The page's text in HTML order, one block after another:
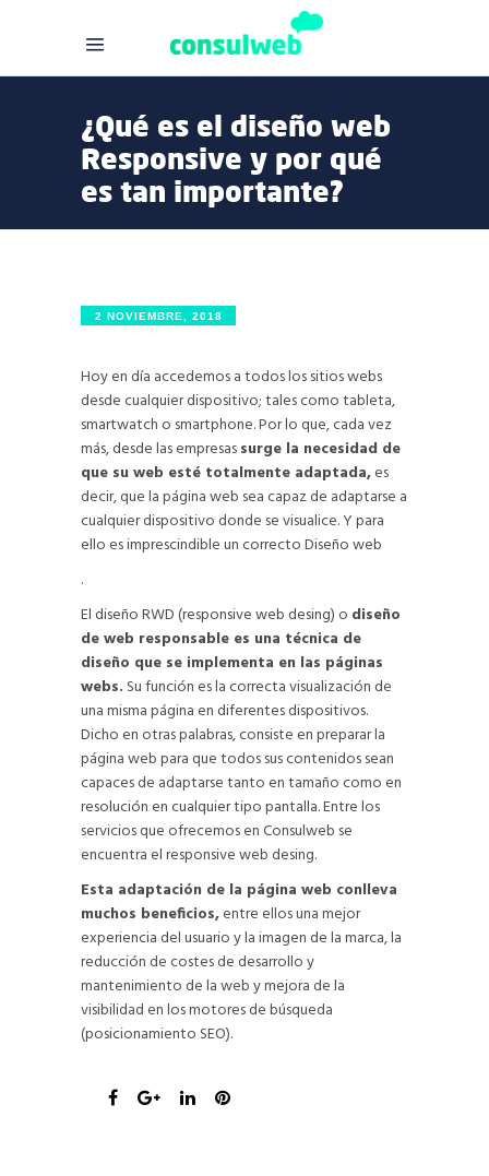
¿Qué es el diseño web
Responsive y por qué
es tan importante?
2 NOVIEMBRE, 2018
Hoy en día accedemos a todos los sitios webs
desde cualquier dispositivo; tales como tableta,
smartwatch o smartphone. Por lo que, cada vez
más, desde las empresassurge la necesidad de
que su web esté totalmente adaptada,es
decir, que la página web sea capaz de adaptarse a
cualquier dispositivo donde se visualice. Y para
ello es imprescindible un correcto Diseño web
.
El diseño RWD (responsive web desing) o diseño
de web responsable es una técnica de
diseño que se implementa en las páginas
webs. Su función es la correcta visualización de
una misma página en diferentes dispositivos.
Dicho en otras palabras, consiste en preparar la
página web para que todos sus contenidos sean
capaces de adaptarse tanto en tamaño como en
resolución en cualquier tipo pantalla. Entre los
servicios que ofrecemos en Consulweb se
encuentra el responsive web desing.
Esta adaptación de la página web conlleva
muchos beneficios,entre ellos una mejor
experiencia del usuario y la imagen de la marca, la
reducción de costes de desarrollo y
mantenimiento de la web y mejora de la
visibilidad en los motores de búsqueda
(posicionamiento SEO).